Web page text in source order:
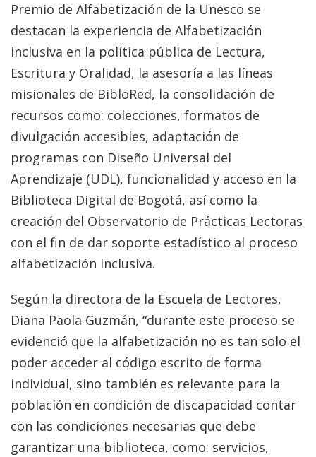
Premio de Alfabetización de la Unesco se
destacan la experiencia de Alfabetización
inclusiva en la política pública de Lectura,
Escritura y Oralidad, la asesoría a las líneas
misionales de BibloRed, la consolidación de
recursos como: colecciones, formatos de
divulgación accesibles, adaptación de
programas con Diseño Universal del
Aprendizaje (UDL), funcionalidad y acceso en la
Biblioteca Digital de Bogotá, así como la
creación del Observatorio de Prácticas Lectoras
con el fin de dar soporte estadístico al proceso
alfabetización inclusiva.
Según la directora de la Escuela de Lectores,
Diana Paola Guzmán, “durante este proceso se
evidenció que la alfabetización no es tan solo el
poder acceder al código escrito de forma
individual, sino también es relevante para la
población en condición de discapacidad contar
con las condiciones necesarias que debe
garantizar una biblioteca, como: servicios,